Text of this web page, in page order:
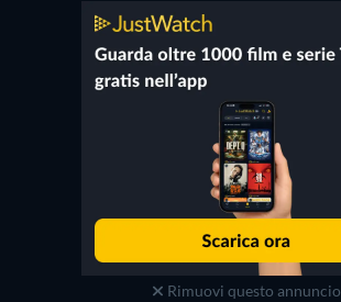
Rimuovi questo annuncio